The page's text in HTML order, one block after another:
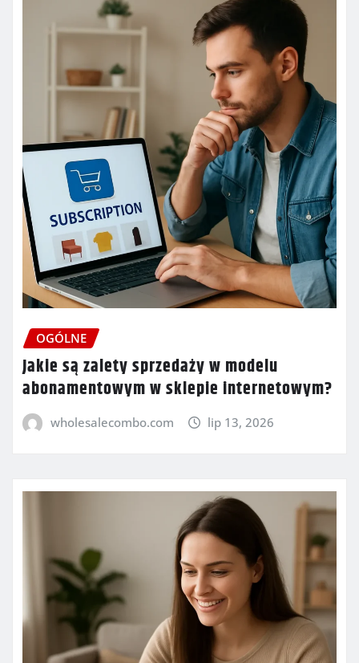
OGÓLNE
Jakie są zalety sprzedaży w modelu
abonamentowym w sklepie internetowym?
wholesalecombo.com lip 13, 2026